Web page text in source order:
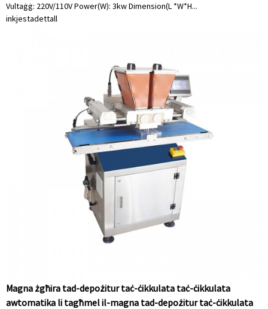
Vultaġġ: 220V/110V Power(W): 3kw Dimension(L *W*H...
inkjestadettall
Magna żgħira tad-depożitur taċ-ċikkulata taċ-ċikkulata
awtomatika li tagħmel il-magna tad-depożitur taċ-ċikkulata